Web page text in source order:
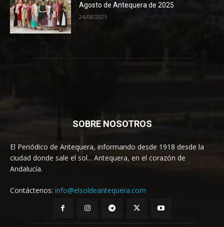
Agosto de Antequera de 2025
24/08/2025
SOBRE NOSOTROS
El Periódico de Antequera, informando desde 1918 desde la
ciudad donde sale el sol... Antequera, en el corazón de
Andalucía.
Contáctenos: info@elsoldeantequera.com